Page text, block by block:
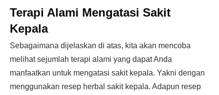
Terapi Alami Mengatasi Sakit
Kepala
Sebagaimana dijelaskan di atas, kita akan mencoba
melihat sejumlah terapi alami yang dapat Anda
manfaatkan untuk mengatasi sakit kepala. Yakni dengan
menggunakan resep herbal sakit kepala. Adapun resep